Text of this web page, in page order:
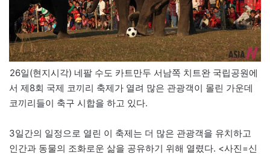
26일(현지시각) 네팔 수도 카트만두 서남쪽 치트완 국립공원에
서 제8회 국제 코끼리 축제가 열려 많은 관광객이 몰린 가운데
코끼리들이 축구 시합을 하고 있다.
3일간의 일정으로 열린 이 축제는 더 많은 관광객을 유치하고
인간과 동물의 조화로운 삶을 공유하기 위해 열렸다. <사진=신